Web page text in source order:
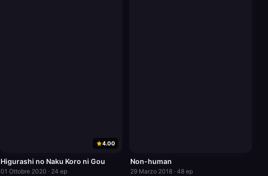
4.00
Higurashi no Naku Koro ni Gou
01 Ottobre 2020 · 24 ep
Non-human
29 Marzo 2018 · 48 ep